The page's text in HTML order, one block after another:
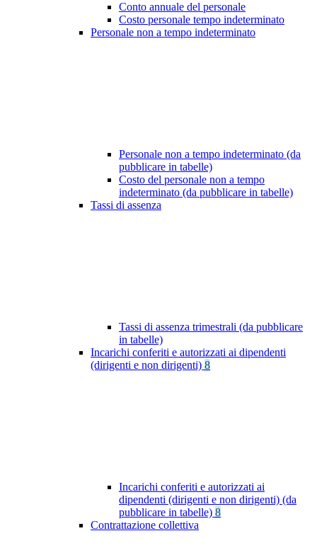
Conto annuale del personale
Costo personale tempo indeterminato
Personale non a tempo indeterminato
Personale non a tempo indeterminato (da
pubblicare in tabelle)
Costo del personale non a tempo
indeterminato (da pubblicare in tabelle)
Tassi di assenza
Tassi di assenza trimestrali (da pubblicare
in tabelle)
Incarichi conferiti e autorizzati ai dipendenti
(dirigenti e non dirigenti) 8
Incarichi conferiti e autorizzati ai
dipendenti (dirigenti e non dirigenti) (da
pubblicare in tabelle) 8
Contrattazione collettiva